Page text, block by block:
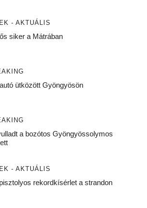
- AKTUÁLIS
siker a Mátrában
ütközött Gyöngyösön
a bozótos Gyöngyössolymos
- AKTUÁLIS
rekordkísérlet a strandon